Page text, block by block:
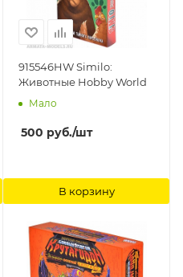
915546HW Similo:
Животные Hobby World
Мало
500 руб./шт
В корзину